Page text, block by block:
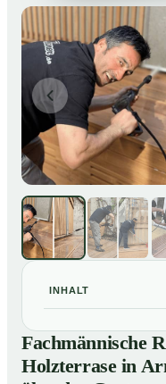
INHALT
01 Fachmännische
Arnsdorf gesucht:
So reinigen
Fachmännische
Holzterrase in